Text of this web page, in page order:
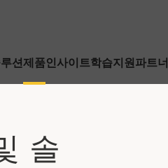
션제품인사이트학습지원파트너
솔